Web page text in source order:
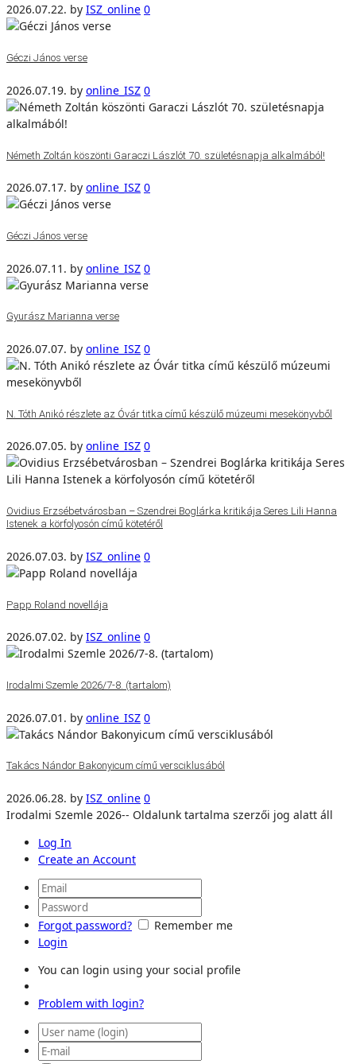
2026.07.22. by ISZ_online 0
Géczi János verse
2026.07.19. by online_ISZ 0
Németh Zoltán köszönti Garaczi Lászlót 70. születésnapja alkalmából!
2026.07.17. by online_ISZ 0
Géczi János verse
2026.07.11. by online_ISZ 0
Gyurász Marianna verse
2026.07.07. by online_ISZ 0
N. Tóth Anikó részlete az Óvár titka című készülő múzeumi mesekönyvből
2026.07.05. by online_ISZ 0
Ovidius Erzsébetvárosban – Szendrei Boglárka kritikája Seres Lili Hanna
Istenek a körfolyosón című kötetéről
2026.07.03. by ISZ_online 0
Papp Roland novellája
2026.07.02. by ISZ_online 0
Irodalmi Szemle 2026/7-8. (tartalom)
2026.07.01. by online_ISZ 0
Takács Nándor Bakonyicum című versciklusából
2026.06.28. by ISZ_online 0
Irodalmi Szemle 2026-- Oldalunk tartalma szerzői jog alatt áll
Log In
Create an Account
Forgot password?
Remember me
Login
You can login using your social profile
Problem with login?